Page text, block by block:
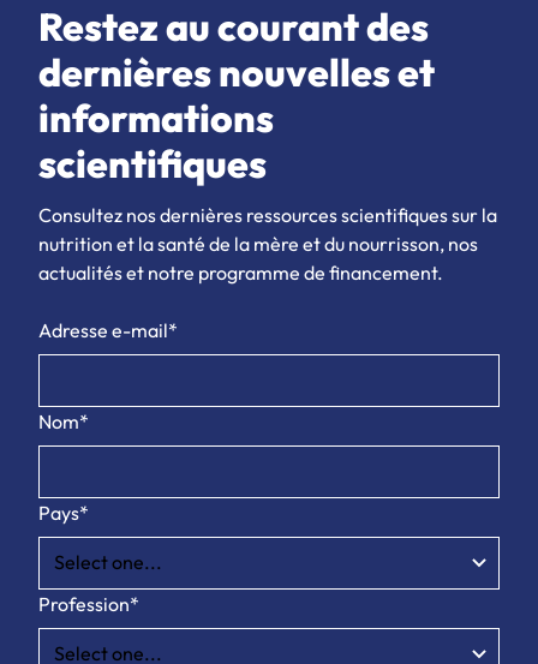
Restez au courant des
dernières nouvelles et
informations
scientifiques
Consultez nos dernières ressources scientifiques sur la
nutrition et la santé de la mère et du nourrisson, nos
actualités et notre programme de financement.
Adresse e-mail*
Nom*
Pays*
Profession*